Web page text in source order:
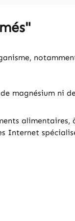
magnésium ni
alimentaires,
Internet